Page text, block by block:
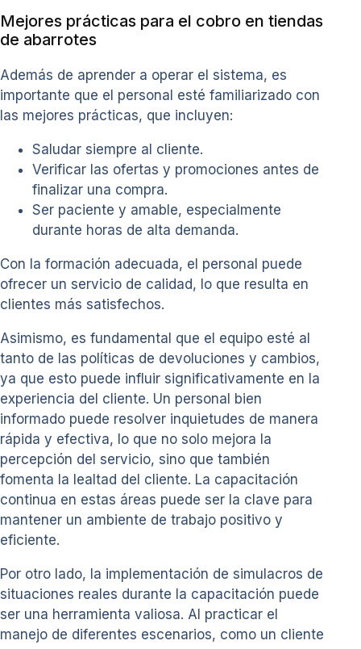
Mejores prácticas para el cobro en tiendas
de abarrotes
Además de aprender a operar el sistema, es
importante que el personal esté familiarizado con
las mejores prácticas, que incluyen:
Saludar siempre al cliente.
Verificar las ofertas y promociones antes de
finalizar una compra.
Ser paciente y amable, especialmente
durante horas de alta demanda.
Con la formación adecuada, el personal puede
ofrecer un servicio de calidad, lo que resulta en
clientes más satisfechos.
Asimismo, es fundamental que el equipo esté al
tanto de las políticas de devoluciones y cambios,
ya que esto puede influir significativamente en la
experiencia del cliente. Un personal bien
informado puede resolver inquietudes de manera
rápida y efectiva, lo que no solo mejora la
percepción del servicio, sino que también
fomenta la lealtad del cliente. La capacitación
continua en estas áreas puede ser la clave para
mantener un ambiente de trabajo positivo y
eficiente.
Por otro lado, la implementación de simulacros de
situaciones reales durante la capacitación puede
ser una herramienta valiosa. Al practicar el
manejo de diferentes escenarios, como un cliente